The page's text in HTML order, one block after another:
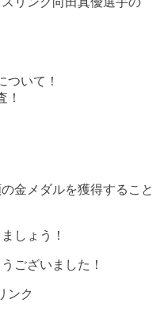
ついて！
！
金メダルを獲得すること
しょう！
ございました！
ンク